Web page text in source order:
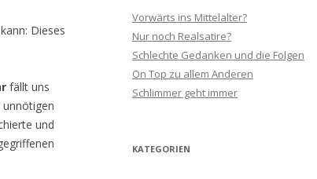
Dieses
fällt uns
und
Vorwärts ins Mittelalter?
Nur noch Realsatire?
Schlechte Gedanken und die Folgen
On Top zu allem Anderen
Schlimmer geht immer
KATEGORIEN